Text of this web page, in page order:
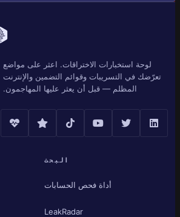
لوحة استخبارات الاختراقات. اعثر على مواضع
تعرّضك في التسريبات وقوائم التضمين والإنترنت
المظلم — قبل أن يعثر عليها المهاجمون.
البحث
أداة فحص الحسابات
LeakRadar